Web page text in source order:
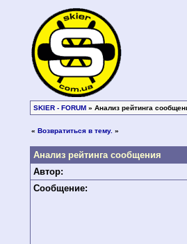
SKIER - FORUM» Анализ рейтинга
« Возвратиться в тему. »
Анализ рейтинга сообщения
Автор:
Сообщение: